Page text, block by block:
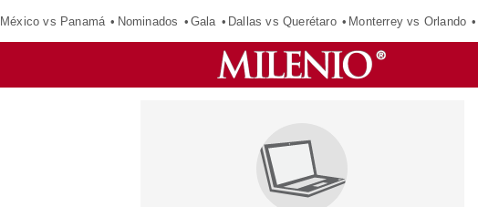
México vs Panamá Nominados Gala Dallas vs Querétaro Monterrey vs Orlando